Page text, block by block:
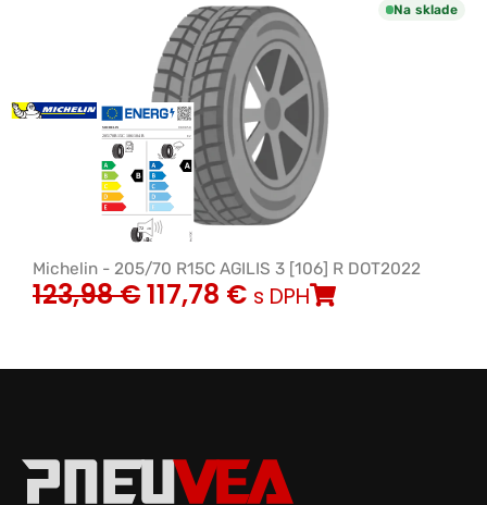
Na sklade
Michelin - 205/70 R15C AGILIS 3 [106] R DOT2022
123,98€117,78 € s DPH